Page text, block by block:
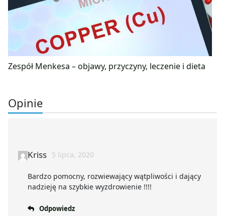
Zespół Menkesa – objawy, przyczyny, leczenie i dieta
Opinie
Kriss 5 lipca, 2020
Bardzo pomocny, rozwiewający wątpliwości i dający
nadzieję na szybkie wyzdrowienie !!!!
Odpowiedz